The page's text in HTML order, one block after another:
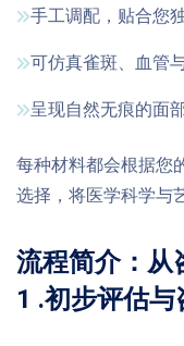
手工调配，贴合您
可仿真雀斑、血管
呈现自然无痕的面
每种材料都会根据您
选择，将医学科学与
流程简介：从
1 .初步评估与